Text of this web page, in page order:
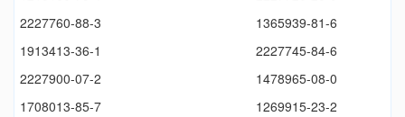
2227760-88-3
1365939-81-6
1913413-36-1
2227745-84-6
2227900-07-2
1478965-08-0
1708013-85-7
1269915-23-2